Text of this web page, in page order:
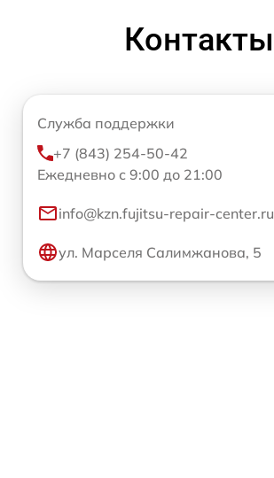
Контакты
Служба поддержки
+7 (843) 254-50-42
Ежедневно с 9:00 до 21:00
info@kzn.fujitsu-repair-center.ru
ул. Марселя Салимжанова, 5